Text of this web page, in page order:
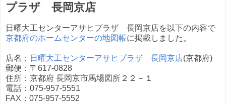
プラザ 長岡京店
日曜大工センターアサヒプラザ 長岡京店を以下の内容で
京都府のホームセンターの地図帳に掲載しました。
店名： 日曜大工センターアサヒプラザ 長岡京店(京都府)
郵便：〒617-0828
住所：京都府 長岡京市馬場図所２２－１
電話：075-957-5551
FAX：075-957-5552